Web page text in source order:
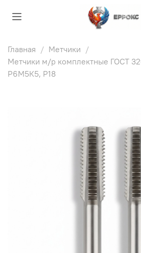
Главная
Метчики
Метчики м/р комплектные ГОСТ
Р6М5К5, Р18